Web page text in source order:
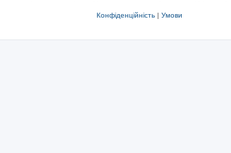
Конфіденційність | Умови